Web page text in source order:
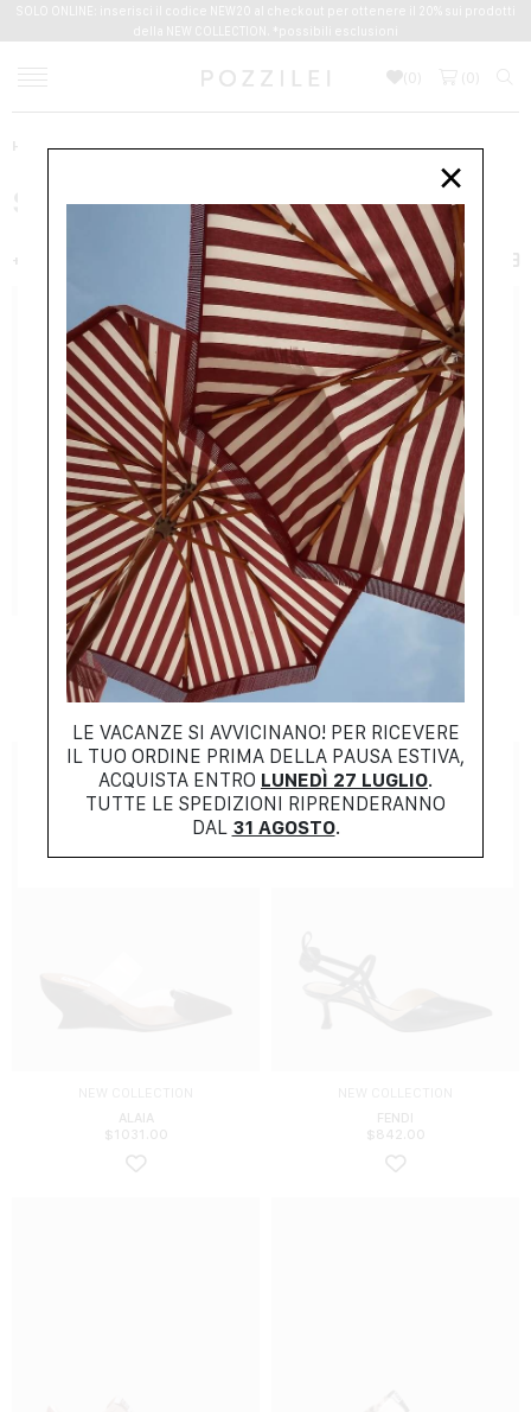
SOLO ONLINE: inserisci il codice NEW20 al checkout per ottenere il 20% sui prodotti
della NEW COLLECTION. *possibili esclusioni
(0 (0
Home
SCOPRI TUTTI I PRODOTTI
+ FILTER
NEW COLLECTION
AMI
$312.00
NEW COLLECTION
ALAIA
$ 1031.00
FENDI
$ 842.00
×
LE VACANZE SI AVVICINANO! PER RICEVERE
IL TUO ORDINE PRIMA DELLA PAUSA ESTIVA,
ACQUISTA ENTRO LUNEDÌ 27 LUGLIO.
TUTTE LE SPEDIZIONI RIPRENDERANNO
DAL 31 AGOSTO.